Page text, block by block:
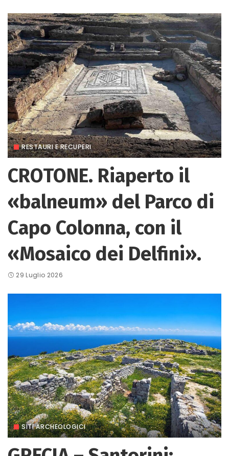
RESTAURI E RECUPERI
CROTONE. Riaperto il
«balneum» del Parco di
Capo Colonna, con il
«Mosaico dei Delfini».
29 Luglio 2026
SITI ARCHEOLOGICI